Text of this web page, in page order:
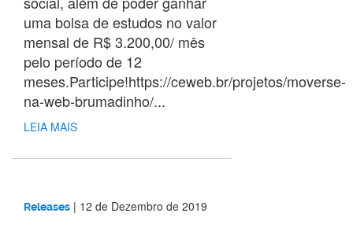
uma bolsa de estudos no valor
mensal de R$ 3.200,00/ mês
pelo período de 12
meses.Participe!https://ceweb.br/projetos/moverse-
na-web-brumadinho/...
LEIA MAIS
Releases | 12 de Dezembro de 2019